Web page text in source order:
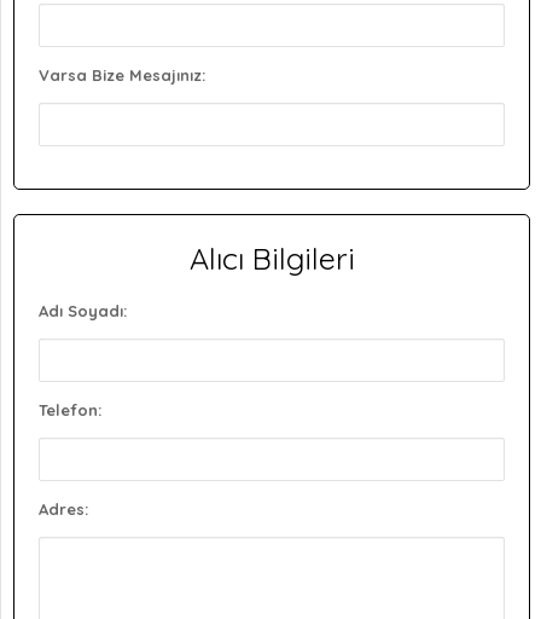
Varsa Bize Mesajınız:
Alıcı Bilgileri
Adı Soyadı:
Telefon:
Adres: